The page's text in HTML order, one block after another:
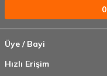
Üye / Bayi
Hızlı Erişim